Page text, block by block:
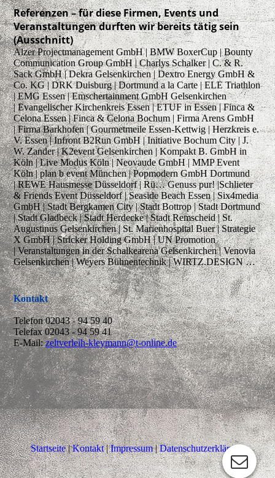
Referenzen – für diese Firmen, Events und
Veranstaltungen durften wir bereits tätig sein
(Ausschnitt)
Alzer Projectmanagement GmbH | BMW BoxerCup | Bounty
Communication Group GmbH | Charlys Schalker | C. & R.
Sack GmbH | Dekra Gelsenkirchen | Dextro Energy GmbH &
Co. KG | DRK Duisburg | Dortmund a la Carte | ELE Triathlon
| EMG Essen | Emschertainment GmbH Gelsenkirchen
| Evangelischer Kirchenkreis Essen | ETUF in Essen | Finca &
Celona Essen | Finca & Celona Bochum | Firma Arens GmbH
| Firma Barkhofen | Gourmetmeile Essen-Kettwig | Herzkreis e.
V. Essen | Infront B2Run GmbH | Initiative Bochum City | J.
W. Zander | K2event Gelsenkirchen | Kompakt B. GmbH in
Köln | Live Modus Köln | Neovaude GmbH | MMP Event
Köln | plan b event München | Popmodern GmbH Dortmund
| REWE Hausmesse Düsseldorf | Rü… Genuss pur! |Schlieter
& Friends Event Düsseldorf | Seaside Beach Essen | Six4media
GmbH | Stadt Bergkamen City | Stadt Bottrop | Stadt Dortmund
| Stadt Gladbeck | Stadt Herdecke | Stadt Remscheid | St.
Augustinus Gelsenkirchen | St. Marienhospital Buer | Strategie
X GmbH | Stricker Holding GmbH | UN Promotion
| Veranstaltungen in der Schalkearena Gelsenkirchen | Venovia
Gelsenkirchen | Weyers Bühnentechnik | WIRTZ.DESIGN …
Kontakt
Telefon 02043 - 94 59 40
Telefax 02043 - 94 59 41
E-Mail:zeltverleih-kleymann@t-online.de
Startseite|Kontakt|Impressum|Datenschutzerklärung